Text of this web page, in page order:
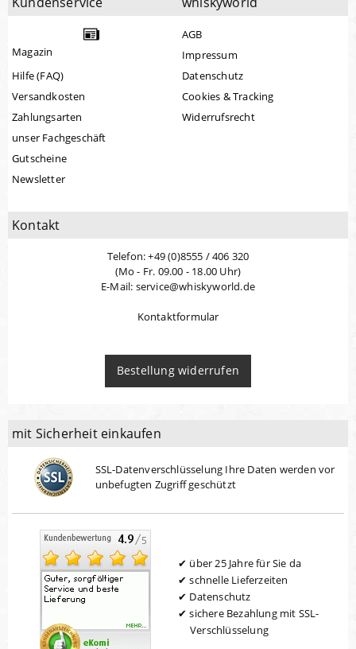
Magazin
Hilfe (FAQ)
Versandkosten
Zahlungsarten
unser Fachgeschäft
Gutscheine
Newsletter
AGB
Impressum
Datenschutz
Cookies & Tracking
Widerrufsrecht
Kontakt
Telefon: +49 (0)8555 / 406 320
(Mo - Fr. 09.00 - 18.00 Uhr)
E-Mail: service@whiskyworld.de
Kontaktformular
Bestellung widerrufen
mit Sicherheit einkaufen
SSL-Datenverschlüsselung Ihre Daten werden vor
unbefugten Zugriff geschützt
über 25 Jahre für Sie da
schnelle Lieferzeiten
Datenschutz
sichere Bezahlung mit SSL-
Verschlüsselung